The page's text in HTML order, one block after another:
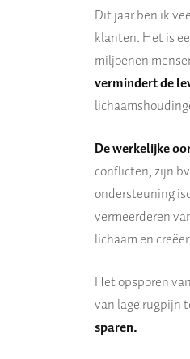
Dit jaar ben ik
klanten. Hetis
miljoenen
vermindert de
De werkelijke
conflicten, zijn
ondersteuning
vermeerderen
lichaam en
Het opsporen
van lage rugpijn
sparen.